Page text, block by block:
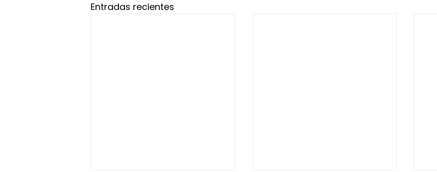
Entradas recientes